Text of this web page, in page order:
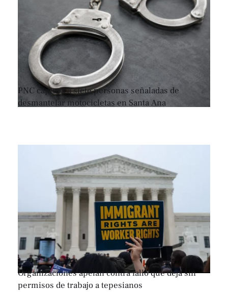
PNC captura a siete personas señaladas de
desmantelar motocicletas en Santa Ana
Organizaciones apelan contra fallo que deja sin
permisos de trabajo a tepesianos